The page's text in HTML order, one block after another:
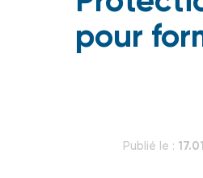
pour
Publié le :